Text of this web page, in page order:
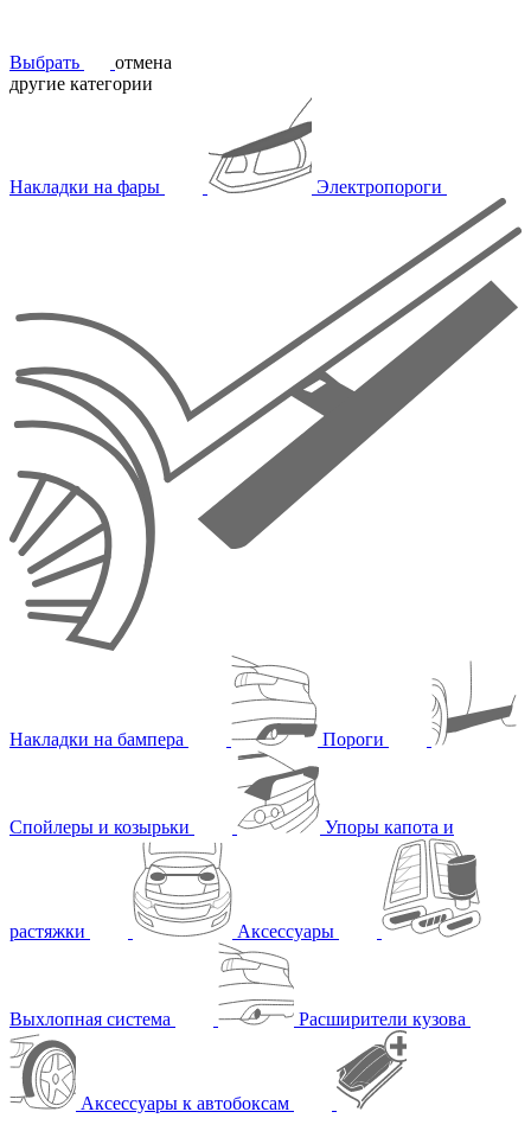
Выбрать
отмена
другие категории
Накладки на фары Электропороги
Накладки на бампера Пороги
Спойлеры и козырьки Упоры капота и
растяжки Аксессуары
Выхлопная система Расширители кузова
Аксессуары к автобоксам